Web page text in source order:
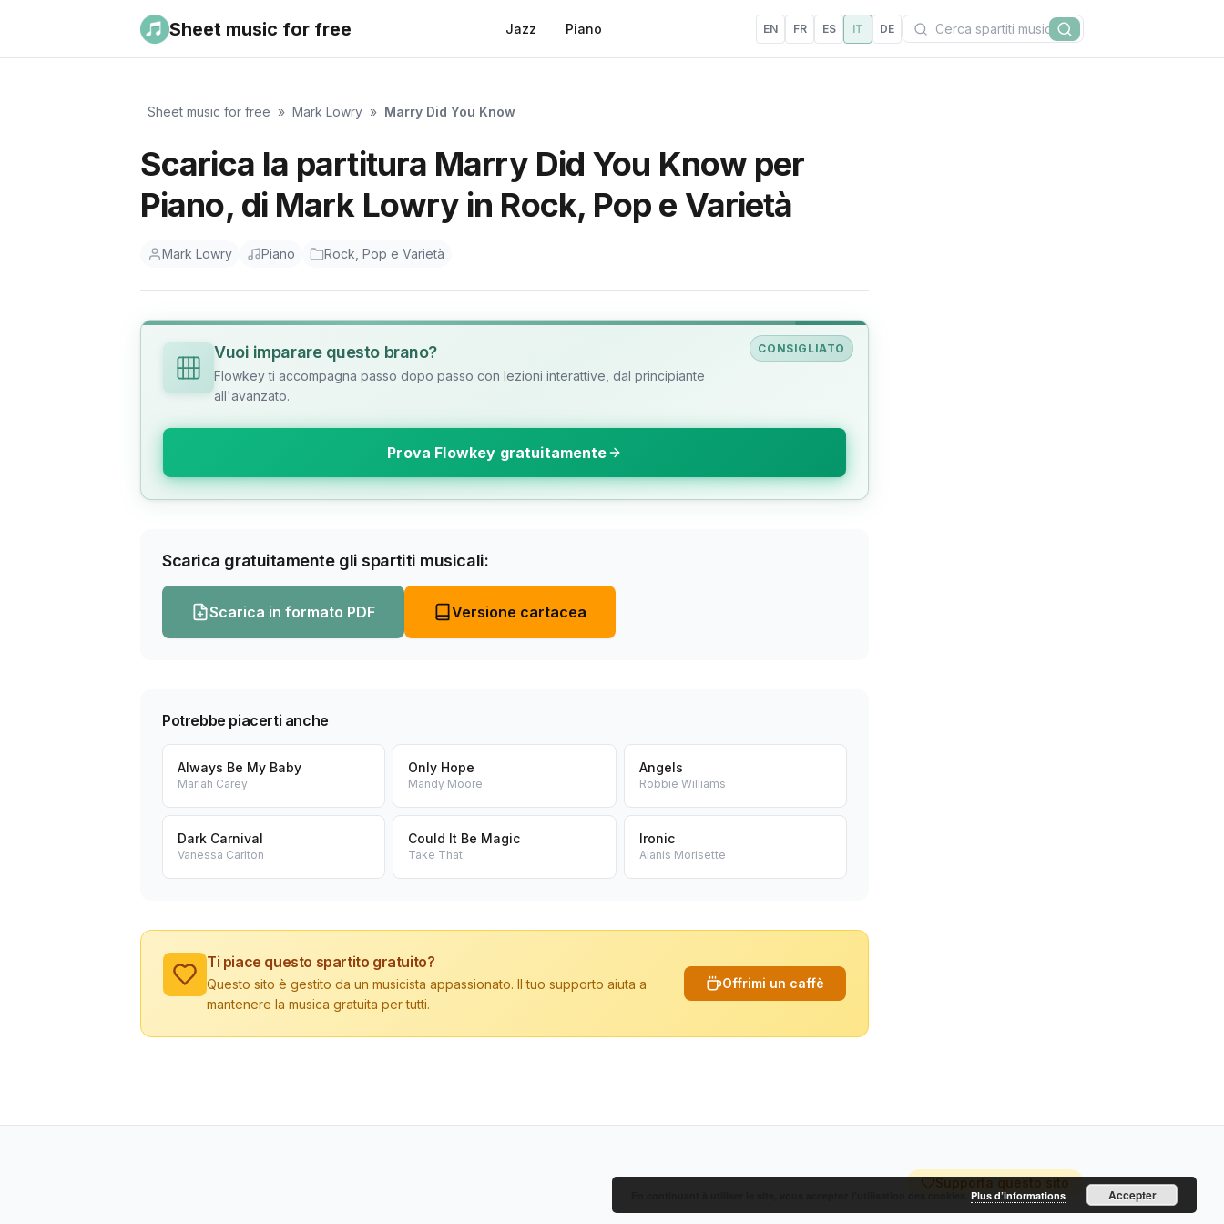
Sheet music for free Jazz Piano EN FR ES IT DE Cerca
Cerca
Sheet music for free » Mark Lowry » Marry Did You Know
Scarica la partitura Marry Did You Know per
Piano, di Mark Lowry in Rock, Pop e Varietà
Mark Lowry Piano Rock, Pop e Varietà
CONSIGLIATO
Vuoi imparare questo brano?
Flowkey ti accompagna passo dopo passo con lezioni interattive, dal principiante
all'avanzato.
Prova Flowkey gratuitamente
Scarica gratuitamente gli spartiti musicali:
Scarica in formato PDF Versione cartacea
Potrebbe piacerti anche
Always Be My Baby
Mariah Carey
Only Hope
Mandy Moore
Angels
Robbie Williams
Dark Carnival
Vanessa Carlton
Could It Be Magic
Take That
Ironic
Alanis Morisette
Ti piace questo spartito gratuito?
Questo sito è gestito da un musicista appassionato. Il tuo supporto aiuta a
mantenere la musica gratuita per tutti.
Offrimi un caffè
Supporta questo sito
Plus d’informations Accepter